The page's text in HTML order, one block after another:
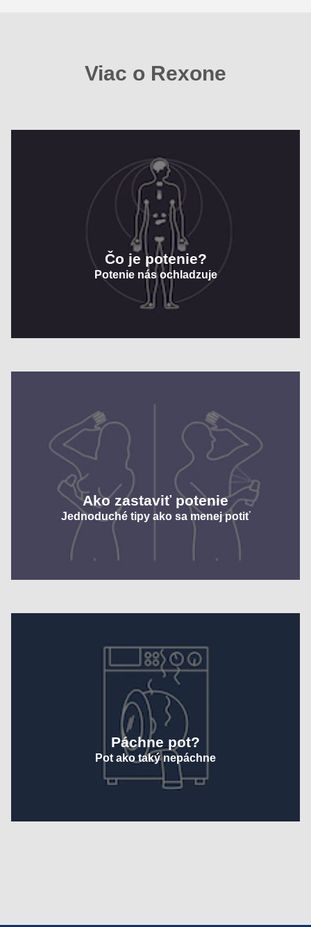
Viac o Rexone
Čo je potenie?
Potenie nás ochladzuje
Ako zastaviť potenie
Jednoduché tipy ako sa menej potiť
Páchne pot?
Pot ako taký nepáchne